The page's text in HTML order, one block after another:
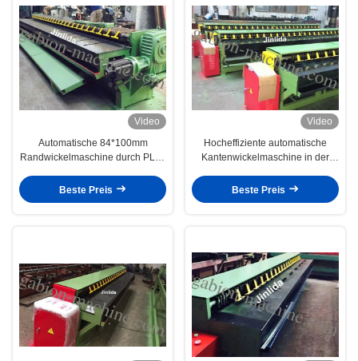
Video
Automatische 84*100mm
Randwickelmaschine durch PLC-
Drahtnetz
Beste Preis
Video
Hocheffiziente automatische
Kantenwickelmaschine in der
Beste Preis